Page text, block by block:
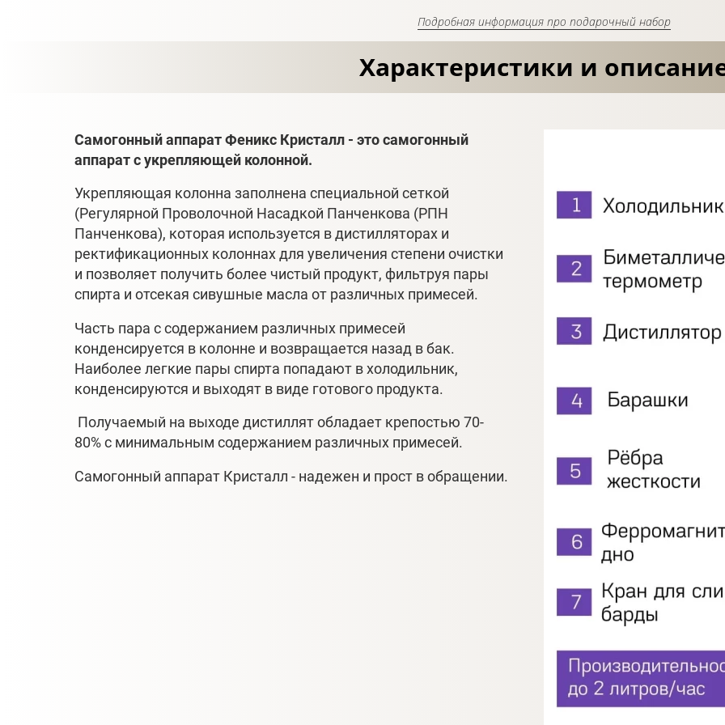
Подробная информация про подарочный набор
Характеристики и
Самогонный аппарат Феникс Кристалл - это самогонный
аппарат с укрепляющей колонной.
Укрепляющая колонна заполнена специальной сеткой
(Регулярной Проволочной Насадкой Панченкова (РПН
Панченкова), которая используется в дистилляторах и
ректификационных колоннах для увеличения степени очистки
и позволяет получить более чистый продукт, фильтруя пары
спирта и отсекая сивушные масла от различных примесей.
Часть пара с содержанием различных примесей
конденсируется в колонне и возвращается назад в бак.
Наиболее легкие пары спирта попадают в холодильник,
конденсируются и выходят в виде готового продукта.
Получаемый на выходе дистиллят обладает крепостью 70-
80% с минимальным содержанием различных примесей.
Самогонный аппарат Кристалл - надежен и прост в обращении.